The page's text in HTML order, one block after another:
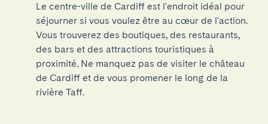
Le centre-ville de Cardiff est l'endroit idéal pour
séjourner si vous voulez être au cœur de l'action.
Vous trouverez des boutiques, des restaurants,
des bars et des attractions touristiques à
proximité. Ne manquez pas de visiter le château
de Cardiff et de vous promener le long de la
rivière Taff.